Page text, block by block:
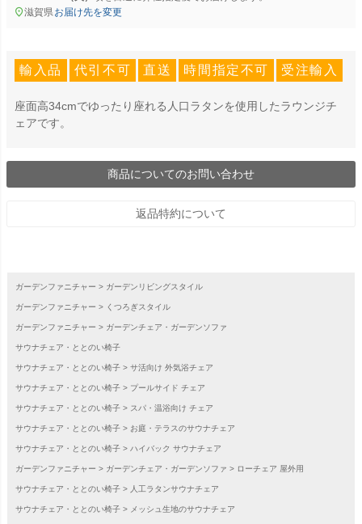
滋賀県お届け先を変更
輸入品 代引不可 直送 時間指定不可 受注輸入
座面高34cmでゆったり座れる人口ラタンを使用したラウンジチ
ェアです。
商品についてのお問い合わせ
返品特約について
ガーデンファニチャー ガーデンリビングスタイル
ガーデンファニチャー くつろぎスタイル
ガーデンファニチャー ガーデンチェア・ガーデンソファ
サウナチェア・ととのい椅子
サウナチェア・ととのい椅子 サ活向け 外気浴チェア
サウナチェア・ととのい椅子 プールサイド チェア
サウナチェア・ととのい椅子 スパ・温浴向け チェア
サウナチェア・ととのい椅子 お庭・テラスのサウナチェア
サウナチェア・ととのい椅子 ハイバック サウナチェア
ガーデンファニチャー ガーデンチェア・ガーデンソファ ローチェア 屋外用
サウナチェア・ととのい椅子 人工ラタンサウナチェア
サウナチェア・ととのい椅子 メッシュ生地のサウナチェア